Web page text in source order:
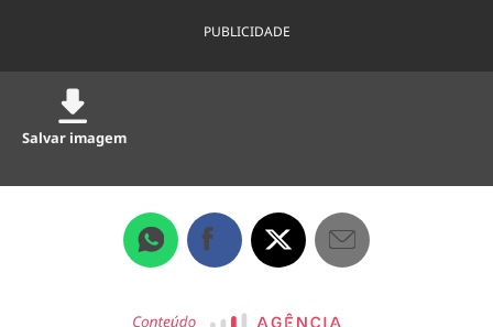
PUBLICIDADE
Salvar imagem